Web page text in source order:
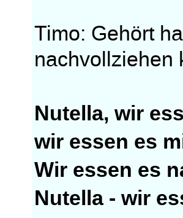
Timo: Gehört
nachvollziehen
Nutella, wir
wir essen es
Wir essen es
Nutella - wir